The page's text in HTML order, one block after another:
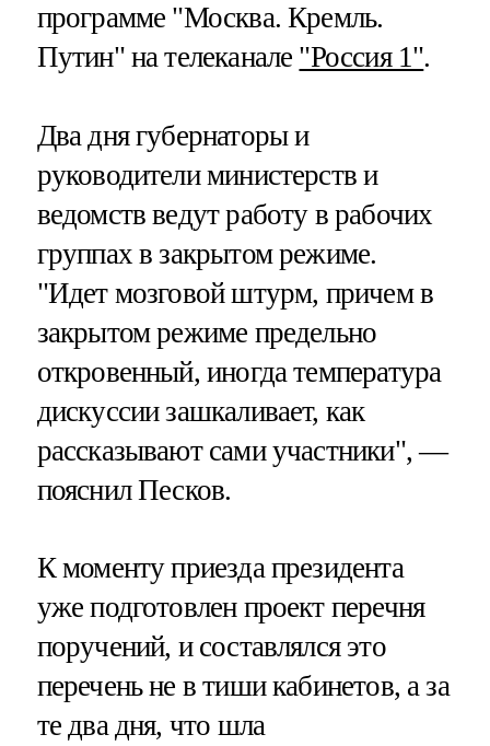
программе "Москва. Кремль.
Путин" на телеканале "Россия 1".
Два дня губернаторы и
руководители министерств и
ведомств ведут работу в рабочих
группах в закрытом режиме.
"Идет мозговой штурм, причем в
закрытом режиме предельно
откровенный, иногда температура
дискуссии зашкаливает, как
рассказывают сами участники", —
пояснил Песков.
К моменту приезда президента
уже подготовлен проект перечня
поручений, и составлялся это
перечень не в тиши кабинетов, а за
те два дня, что шла